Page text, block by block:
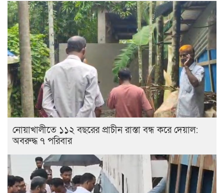
নোয়াখালীতে ১১২ বছরের প্রাচীন রাস্তা বন্ধ করে দেয়াল:
অবরুদ্ধ ৭ পরিবার